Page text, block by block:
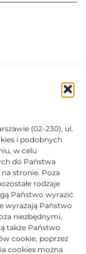
(02-230), ul.
i podobnych
w celu
do Państwa
stronie. Poza
rodzaje
Państwo wyrazić
wyrażają Państwo
niezbędnymi,
także Państwo
cookie, poprzez
cookies można
BRAK